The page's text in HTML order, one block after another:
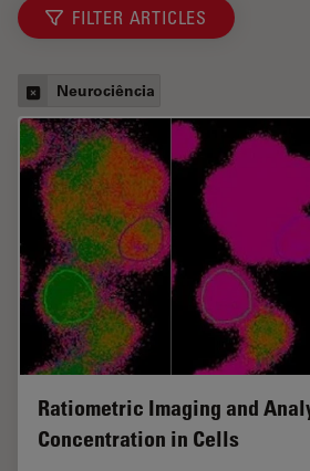
FILTER ARTICLES
Neurociência
Ratiometric Imaging and
Concentration in Cells